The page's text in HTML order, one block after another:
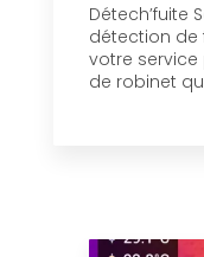
Détech’fuite
détection de
votre
de robinet